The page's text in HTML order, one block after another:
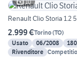
10
Renault Clio Storia 1.2
2.999 €Torino(TO)
Usato
06/2008
Rivenditore